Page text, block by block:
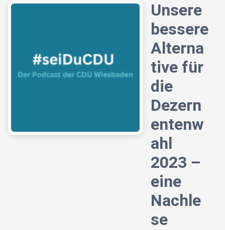
Unsere
bessere
Alterna
tive für
die
Dezern
entenw
ahl
2023 –
eine
Nachle
se